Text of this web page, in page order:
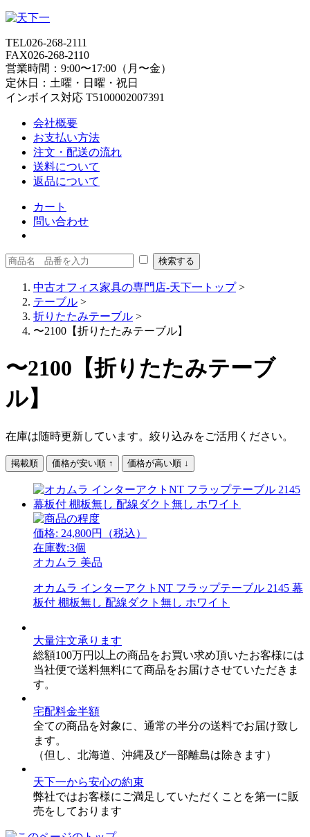
TEL026-268-2111
FAX026-268-2110
営業時間：9:00〜17:00（月〜金）
定休日：土曜・日曜・祝日
インボイス対応 T5100002007391
会社概要
お支払い方法
注文・配送の流れ
送料について
返品について
カート
問い合わせ
中古オフィス家具の専門店-天下一トップ>
テーブル >
折りたたみテーブル >
〜2100【折りたたみテーブル】
〜2100【折りたたみテーブ
ル】
在庫は随時更新しています。絞り込みをご活用ください。
掲載順 価格が安い順 ↑ 価格が高い順 ↓
価格: 24,800円（税込）
在庫数:3個
オカムラ 美品
オカムラ インターアクトNT フラップテーブル 2145 幕
板付 棚板無し 配線ダクト無し ホワイト
大量注文承ります
総額100万円以上の商品をお買い求め頂いたお客様には
当社便で送料無料にて商品をお届けさせていただきま
す。
宅配料金半額
全ての商品を対象に、通常の半分の送料でお届け致し
ます。
（但し、北海道、沖縄及び一部離島は除きます）
天下一から安心の約束
弊社ではお客様にご満足していただくことを第一に販
売をしております